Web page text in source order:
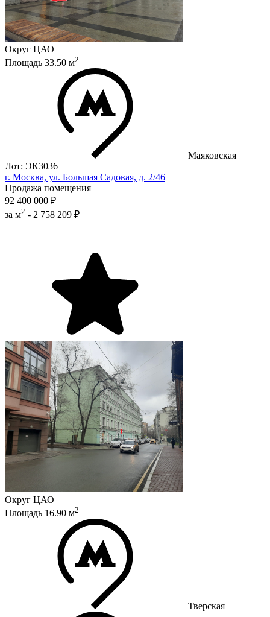
Округ ЦАО
Площадь 33.50 м2
Маяковская
Лот: ЭК3036
г. Москва, ул. Большая Садовая, д. 2/46
Продажа помещения
92 400 000 ₽
за м2 - 2 758 209 ₽
Округ ЦАО
Площадь 16.90 м2
Тверская